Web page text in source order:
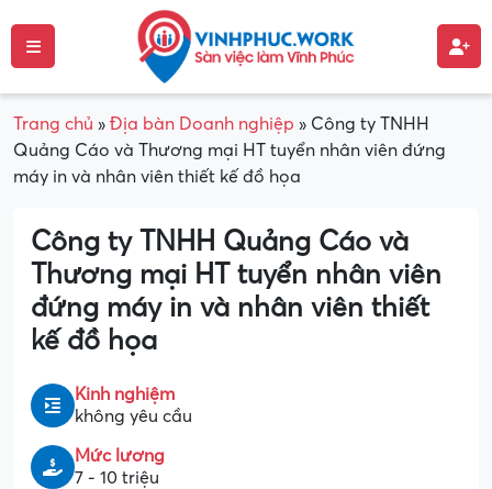
Trang chủ » Địa bàn Doanh nghiệp » Công ty TNHH
Quảng Cáo và Thương mại HT tuyển nhân viên đứng
máy in và nhân viên thiết kế đồ họa
Công ty TNHH Quảng Cáo và
Thương mại HT tuyển nhân viên
đứng máy in và nhân viên thiết
kế đồ họa
Kinh nghiệm
không yêu cầu
Mức lương
7 - 10 triệu